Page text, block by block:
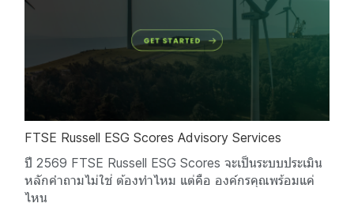
FTSE Russell ESG Scores Advisory Services
ปี 2569 FTSE Russell ESG Scores จะเป็นระบบประเมิน
หลักคำถามไม่ใช่ ต้องทำไหม แต่คือ องค์กรคุณพร้อมแค่
ไหน